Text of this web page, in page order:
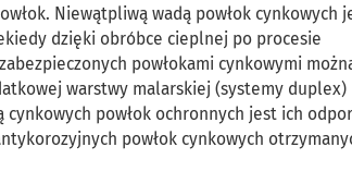
Niewątpliwą wadą powłok cynkowych
dzięki obróbce cieplnej po procesie
powłokami cynkowymi
warstwy malarskiej (systemy duplex)
powłok ochronnych jest ich
powłok cynkowych